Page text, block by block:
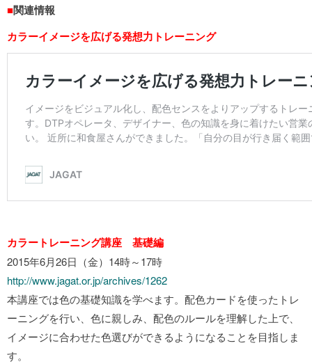
■関連情報
カラーイメージを広げる発想力トレーニング
カラートレーニング講座 基礎編
2015年6月26日（金）14時～17時
http://www.jagat.or.jp/archives/1262
本講座では色の基礎知識を学べます。配色カードを使ったトレ
ーニングを行い、色に親しみ、配色のルールを理解した上で、
イメージに合わせた色選びができるようになることを目指しま
す。